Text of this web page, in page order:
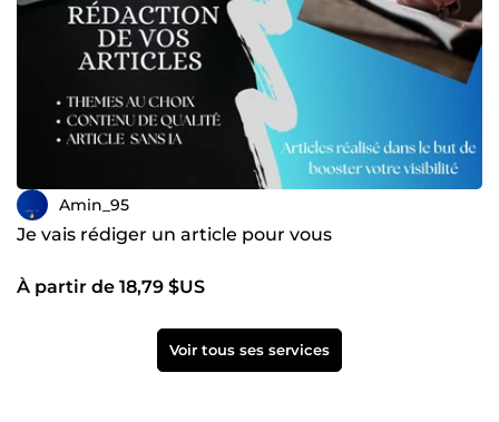
Amin_95
Je vais rédiger un article pour vous
À partir de 18,79 $US
Voir tous ses services